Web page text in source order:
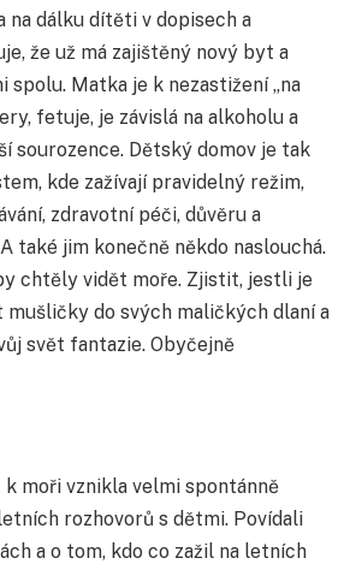
na dálku dítěti v dopisech a
že už má zajištěný nový byt a
spolu. Matka je k nezastižení „na
fetuje, je závislá na alkoholu a
sourozence. Dětský domov je tak
kde zažívají pravidelný režim,
zdravotní péči, důvěru a
také jim konečně někdo naslouchá.
chtěly vidět moře. Zjistit, jestli je
mušličky do svých maličkých dlaní a
svět fantazie. Obyčejně
moři vznikla velmi spontánně
rozhovorů s dětmi. Povídali
a o tom, kdo co zažil na letních